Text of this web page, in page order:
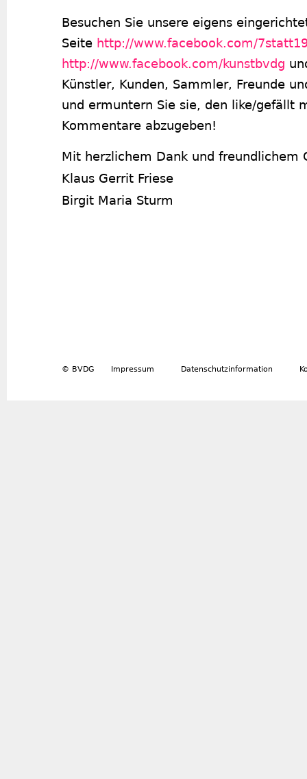
Besuchen Sie unsere eigens
Seite http://www.facebook.com/
http://www.facebook.com/kunstbvdg
Künstler, Kunden, Sammler, Freunde
und ermuntern Sie sie, den like/gefällt
Kommentare abzugeben!
Mit herzlichem Dank und freundlichem
Klaus Gerrit Friese
Birgit Maria Sturm
© BVDG Impressum Datenschutzinformation